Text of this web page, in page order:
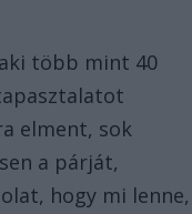
több mint 40
elment, sok
a párját,
hogy mi lenne,